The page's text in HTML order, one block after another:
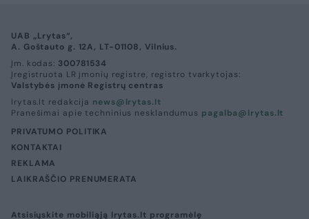
UAB „Lrytas“,
A. Goštauto g. 12A, LT-01108, Vilnius.
Įm. kodas: 300781534
Įregistruota LR įmonių registre, registro tvarkytojas:
Valstybės įmonė Registrų centras
lrytas.lt redakcija news@lrytas.lt
Pranešimai apie techninius nesklandumus pagalba@lrytas.lt
PRIVATUMO POLITIKA
KONTAKTAI
REKLAMA
LAIKRAŠČIO PRENUMERATA
Atsisiųskite mobiliąją lrytas.lt programėlę